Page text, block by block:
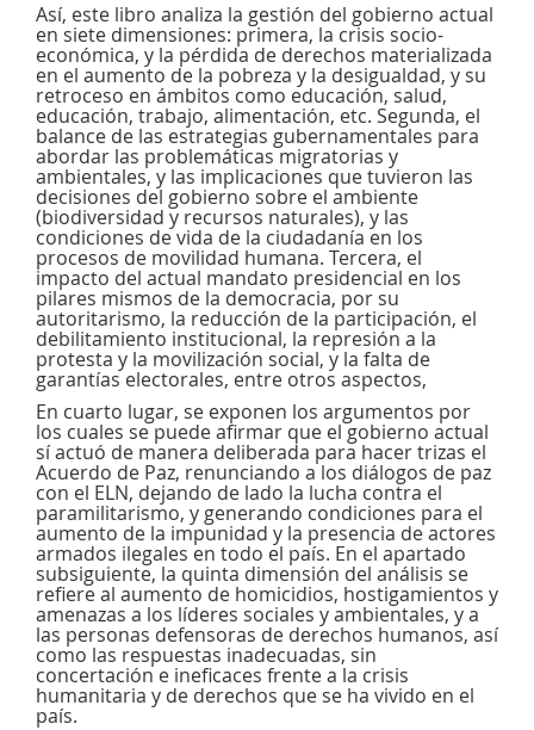
Así, este libro analiza la gestión del gobierno actual
en siete dimensiones: primera, la crisis socio-
económica, y la pérdida de derechos materializada
en el aumento de la pobreza y la desigualdad, y su
retroceso en ámbitos como educación, salud,
educación, trabajo, alimentación, etc. Segunda, el
balance de las estrategias gubernamentales para
abordar las problemáticas migratorias y
ambientales, y las implicaciones que tuvieron las
decisiones del gobierno sobre el ambiente
(biodiversidad y recursos naturales), y las
condiciones de vida de la ciudadanía en los
procesos de movilidad humana. Tercera, el
impacto del actual mandato presidencial en los
pilares mismos de la democracia, por su
autoritarismo, la reducción de la participación, el
debilitamiento institucional, la represión a la
protesta y la movilización social, y la falta de
garantías electorales, entre otros aspectos,
En cuarto lugar, se exponen los argumentos por
los cuales se puede afirmar que el gobierno actual
sí actuó de manera deliberada para hacer trizas el
Acuerdo de Paz, renunciando a los diálogos de paz
con el ELN, dejando de lado la lucha contra el
paramilitarismo, y generando condiciones para el
aumento de la impunidad y la presencia de actores
armados ilegales en todo el país. En el apartado
subsiguiente, la quinta dimensión del análisis se
refiere al aumento de homicidios, hostigamientos y
amenazas a los líderes sociales y ambientales, y a
las personas defensoras de derechos humanos, así
como las respuestas inadecuadas, sin
concertación e ineficaces frente a la crisis
humanitaria y de derechos que se ha vivido en el
país.